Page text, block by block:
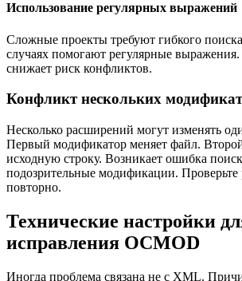
Использование регулярных выражений
Сложные проекты требуют гибкого
случаях помогают регулярные
снижает риск конфликтов.
Конфликт нескольких
Несколько расширений могут изменять
Первый модификатор меняет файл.
исходную строку. Возникает ошибка
подозрительные модификации. Проверьте
повторно.
Технические настройки
исправления OCMOD
Иногда проблема связана не с XML.